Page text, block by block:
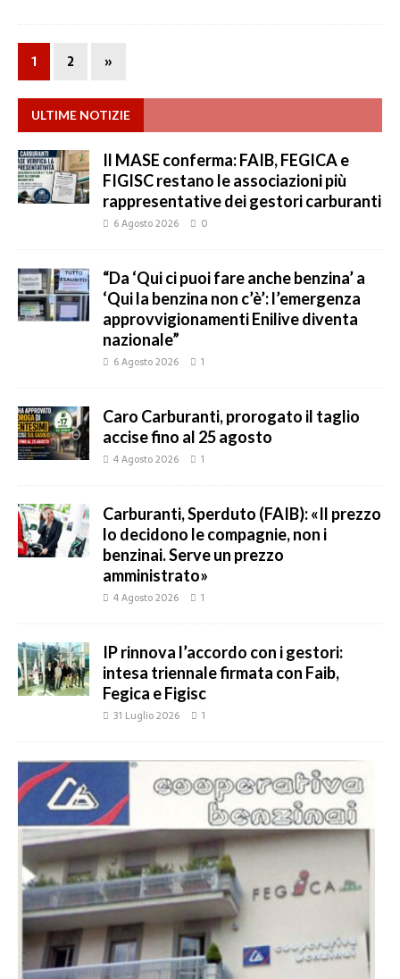
1 2 »
ULTIME NOTIZIE
Il MASE conferma: FAIB, FEGICA e
FIGISC restano le associazioni più
rappresentative dei gestori carburanti
6 Agosto 2026 0
“Da ‘Qui ci puoi fare anche benzina’ a
‘Qui la benzina non c’è’: l’emergenza
approvvigionamenti Enilive diventa
nazionale”
6 Agosto 2026 1
Caro Carburanti, prorogato il taglio
accise fino al 25 agosto
4 Agosto 2026 1
Carburanti, Sperduto (FAIB): «Il prezzo
lo decidono le compagnie, non i
benzinai. Serve un prezzo
amministrato»
4 Agosto 2026 1
IP rinnova l’accordo con i gestori:
intesa triennale firmata con Faib,
Fegica e Figisc
31 Luglio 2026 1